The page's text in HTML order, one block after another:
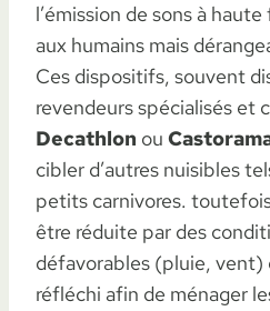
l’émission de sons à
aux humains mais
Ces dispositifs, souvent
revendeurs spécialisés et
Decathlon ou
cibler d’autres nuisibles
petits carnivores.
être réduite par des
défavorables (pluie, vent)
réfléchi afin de ménager